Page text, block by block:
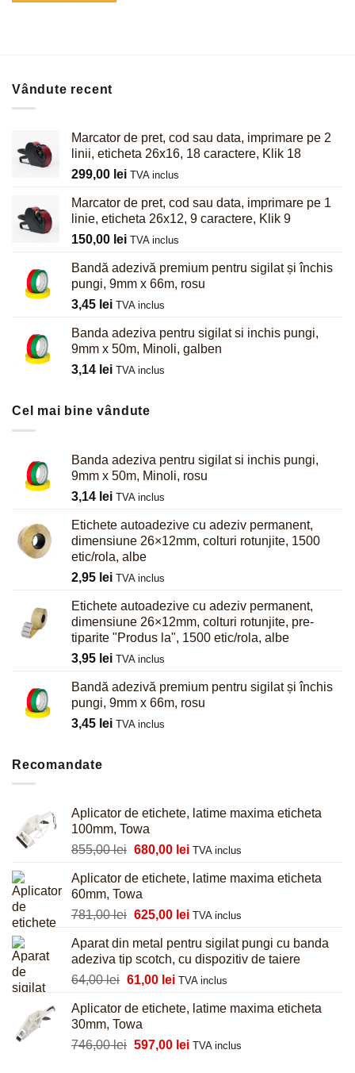
Vândute recent
Marcator de pret, cod sau data, imprimare pe 2
linii, eticheta 26x16, 18 caractere, Klik 18
299,00 lei TVA inclus
Marcator de pret, cod sau data, imprimare pe 1
linie, eticheta 26x12, 9 caractere, Klik 9
150,00 lei TVA inclus
Bandă adezivă premium pentru sigilat și închis
pungi, 9mm x 66m, rosu
3,45 lei TVA inclus
Banda adeziva pentru sigilat si inchis pungi,
9mm x 50m, Minoli, galben
3,14 lei TVA inclus
Cel mai bine vândute
Banda adeziva pentru sigilat si inchis pungi,
9mm x 50m, Minoli, rosu
3,14 lei TVA inclus
Etichete autoadezive cu adeziv permanent,
dimensiune 26×12mm, colturi rotunjite, 1500
etic/rola, albe
2,95 lei TVA inclus
Etichete autoadezive cu adeziv permanent,
dimensiune 26×12mm, colturi rotunjite, pre-
tiparite "Produs la", 1500 etic/rola, albe
3,95 lei TVA inclus
Bandă adezivă premium pentru sigilat și închis
pungi, 9mm x 66m, rosu
3,45 lei TVA inclus
Recomandate
Aplicator de etichete, latime maxima eticheta
100mm, Towa
855,00lei Prețul
a
fost:
855,00 lei.
680,00 leiPrețul
este:
TVA inclus
Aplicator de etichete, latime maxima eticheta
60mm, Towa
781,00lei Prețul
a
fost:
781,00 lei.
625,00 leiPrețul
este:
625,00 lei.
TVA inclus
Aparat din metal pentru sigilat pungi cu banda
adeziva tip scotch, cu dispozitiv de taiere
64,00lei Prețul
a
fost:
64,00 lei.
61,00 leiPrețul
este:
TVA inclus
Aplicator de etichete, latime maxima eticheta
30mm, Towa
746,00lei Prețul
597,00 leiPrețul
TVA inclus